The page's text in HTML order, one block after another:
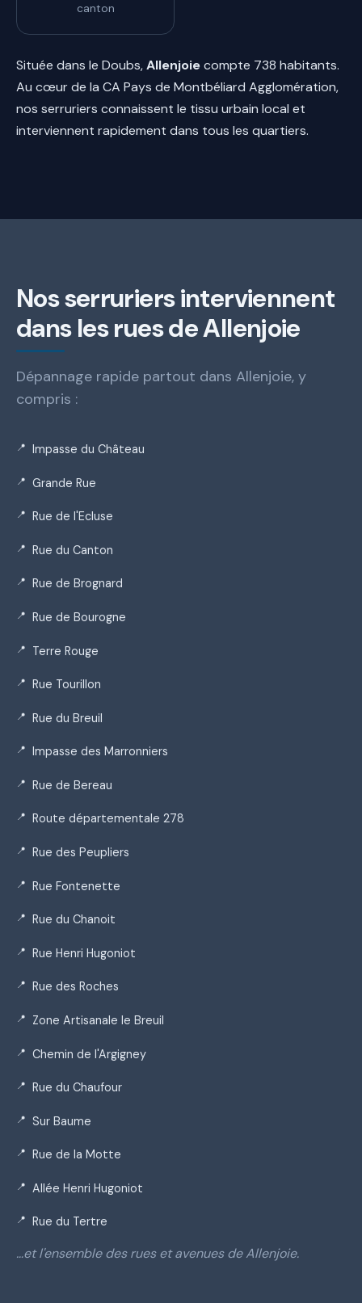
canton
Située dans le Doubs,Allenjoiecompte 738 habitants.
Au cœur de la CA Pays de Montbéliard Agglomération,
nos serruriers connaissent le tissu urbain local et
interviennent rapidement dans tous les quartiers.
Nos serruriers interviennent
dans les rues de Allenjoie
Dépannage rapide partout dans Allenjoie, y
compris :
Impasse du Château
Grande Rue
Rue de l'Ecluse
Rue du Canton
Rue de Brognard
Rue de Bourogne
Terre Rouge
Rue Tourillon
Rue du Breuil
Impasse des Marronniers
Rue de Bereau
Route départementale 278
Rue des Peupliers
Rue Fontenette
Rue du Chanoit
Rue Henri Hugoniot
Rue des Roches
Zone Artisanale le Breuil
Chemin de l'Argigney
Rue du Chaufour
Sur Baume
Rue de la Motte
Allée Henri Hugoniot
Rue du Tertre
…et l'ensemble des rues et avenues de Allenjoie.